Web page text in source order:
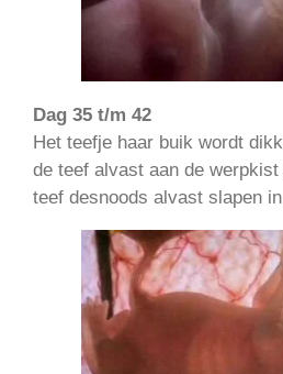
Dag 35 t/m 42
Het teefje haar buik wordt
de teef alvast aan de
teef desnoods alvast slapen